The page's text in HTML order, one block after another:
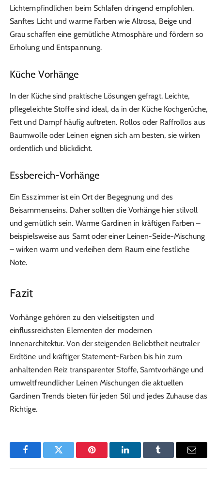
Lichtempfindlichen beim Schlafen dringend empfohlen.
Sanftes Licht und warme Farben wie Altrosa, Beige und
Grau schaffen eine gemütliche Atmosphäre und fördern so
Erholung und Entspannung.
Küche Vorhänge
In der Küche sind praktische Lösungen gefragt. Leichte,
pflegeleichte Stoffe sind ideal, da in der Küche Kochgerüche,
Fett und Dampf häufig auftreten. Rollos oder Raffrollos aus
Baumwolle oder Leinen eignen sich am besten, sie wirken
ordentlich und blickdicht.
Essbereich-Vorhänge
Ein Esszimmer ist ein Ort der Begegnung und des
Beisammenseins. Daher sollten die Vorhänge hier stilvoll
und gemütlich sein. Warme Gardinen in kräftigen Farben –
beispielsweise aus Samt oder einer Leinen-Seide-Mischung
– wirken warm und verleihen dem Raum eine festliche
Note.
Fazit
Vorhänge gehören zu den vielseitigsten und
einflussreichsten Elementen der modernen
Innenarchitektur. Von der steigenden Beliebtheit neutraler
Erdtöne und kräftiger Statement-Farben bis hin zum
anhaltenden Reiz transparenter Stoffe, Samtvorhänge und
umweltfreundlicher Leinen Mischungen die aktuellen
Gardinen Trends bieten für jeden Stil und jedes Zuhause das
Richtige.
FacebookTwitter Pinterest LinkedInTumblr Email